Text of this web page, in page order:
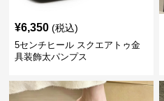
¥6,350 (税込)
5センチヒール スクエアトゥ金
具装飾太パンプス